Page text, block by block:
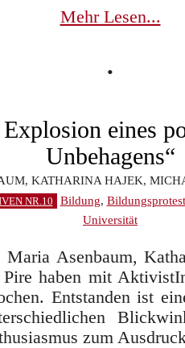
Mehr Lesen...
•
eines
Unbehagens“
KATHARINA HAJEK,
NR.10 Bildung,
Universität
Asenbaum,
haben mit
Entstanden ist
zum